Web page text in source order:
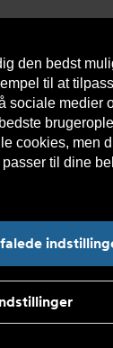
den bedst
til at
sociale medier
cookies, men
til dine
Teknisk
hjælp